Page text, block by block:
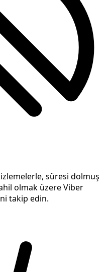
süresi dolmuş
olmak üzere Viber
takip edin.